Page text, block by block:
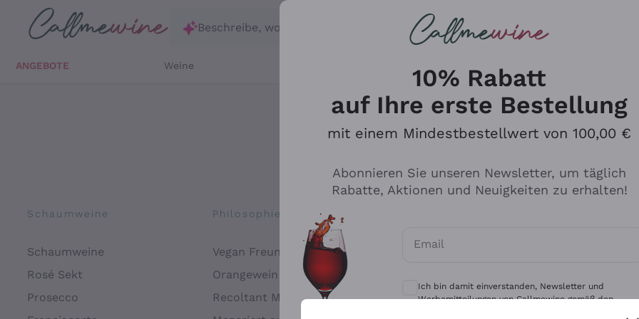
Zum Hauptinhalt springen
Beschreibe, wonach du suchst
ANGEBOTE Weine
Schaumweine
Schaumweine
Rosé Sekt
Prosecco
Philosophien
Vegan Freundlich
Orangewein
Recoltant Manipulant
Antinori
Ca' del Bosco
Gavi
10% Rabatt
auf Ihre erste Bestellung
mit einem Mindestbestellwert von 100,00 €
Abonnieren Sie unseren Newsletter, um täglich
Rabatte, Aktionen und Neuigkeiten zu erhalten!
Email
Optionale Einwilligungen zum Erhalt von
Ich bin damit einverstanden, Newsletter und
Werbemitteilungen von Callmewine gemäß den -